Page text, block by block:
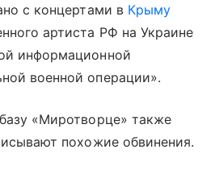
с концертами в Крыму
артиста РФ на Украине
информационной
военной операции».
«Миротворце» также
похожие обвинения.